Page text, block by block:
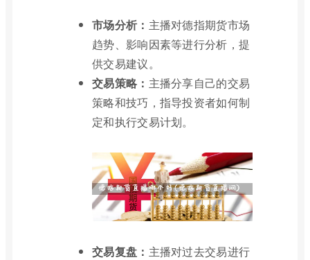
市场分析： 主播对德指期货市场
趋势、影响因素等进行分析，提
供交易建议。
交易策略： 主播分享自己的交易
策略和技巧，指导投资者如何制
定和执行交易计划。
交易复盘： 主播对过去交易进行